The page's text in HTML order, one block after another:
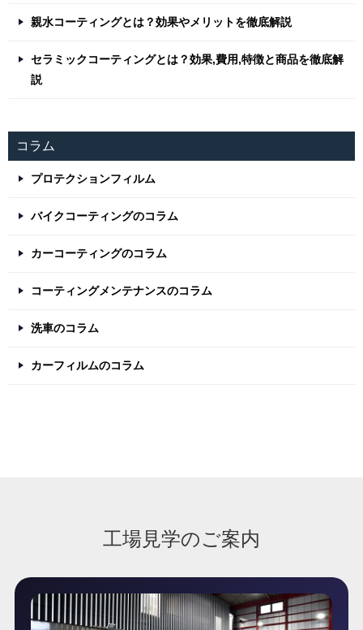
親水コーティングとは？効果やメリットを徹底解説
セラミックコーティングとは？効果,費用,特徴と商品を徹底解
説
コラム
プロテクションフィルム
バイクコーティングのコラム
カーコーティングのコラム
コーティングメンテナンスのコラム
洗車のコラム
カーフィルムのコラム
工場見学のご案内